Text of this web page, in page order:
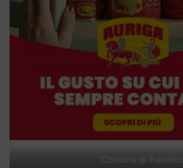
Comune di Palermo